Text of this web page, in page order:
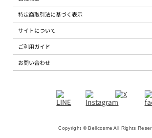
特定商取引法に基づく表示
サイトについて
ご利用ガイド
お問い合わせ
Copyright © Bellcosme All Rights